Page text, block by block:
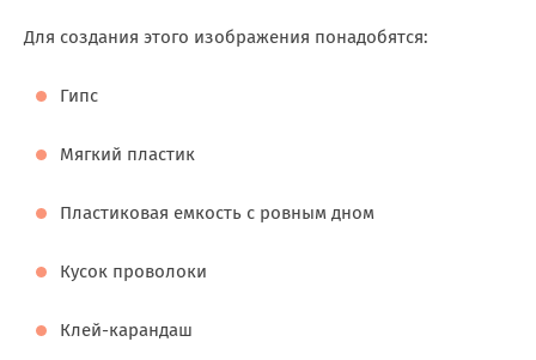
Для создания этого изображения понадобятся:
Гипс
Мягкий пластик
Пластиковая емкость с ровным дном
Кусок проволоки
Клей-карандаш